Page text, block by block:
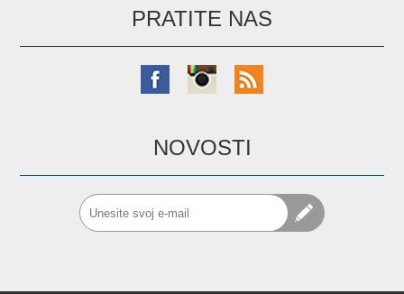
PRATITE NAS
NOVOSTI